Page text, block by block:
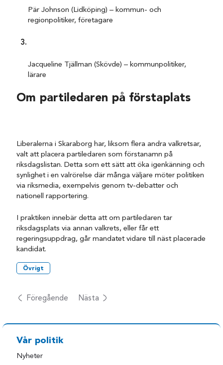
Pär Johnson (Lidköping) – kommun- och
regionpolitiker, företagare
Jacqueline Tjällman (Skövde) – kommunpolitiker,
lärare
Om partiledaren på förstaplats
Liberalerna i Skaraborg har, liksom flera andra valkretsar,
valt att placera partiledaren som förstanamn på
riksdagslistan. Detta som ett sätt att öka igenkänning och
synlighet i en valrörelse där många väljare möter politiken
via riksmedia, exempelvis genom tv-debatter och
nationell rapportering.
I praktiken innebär detta att om partiledaren tar
riksdagsplats via annan valkrets, eller får ett
regeringsuppdrag, går mandatet vidare till näst placerade
kandidat.
Övrigt
Föregående Nästa
Vår politik
Nyheter